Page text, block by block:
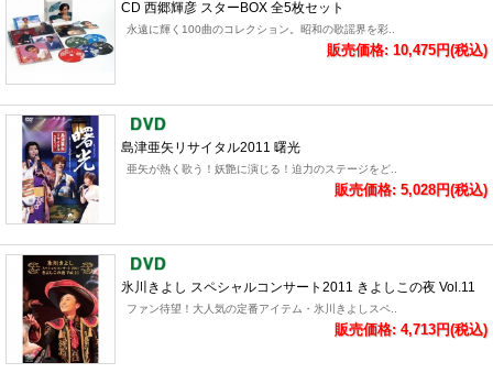
CD 西郷輝彦 スターBOX 全5枚セット
永遠に輝く100曲のコレクション。昭和の歌謡界を彩..
販売価格: 10,475円(税込)
島津亜矢リサイタル2011 曙光
亜矢が熱く歌う！妖艶に演じる！迫力のステージをど..
販売価格: 5,028円(税込)
氷川きよし スペシャルコンサート2011 きよしこの夜 Vol.11
ファン待望！大人気の定番アイテム・氷川きよしスペ..
販売価格: 4,713円(税込)